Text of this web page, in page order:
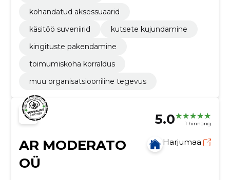
kohandatud aksessuaarid
käsitöö suveniirid
kutsete kujundamine
kingituste pakendamine
toimumiskoha korraldus
muu organisatsiooniline tegevus
5.0 1 hinnang
AR MODERATO
OÜ
Harjumaa